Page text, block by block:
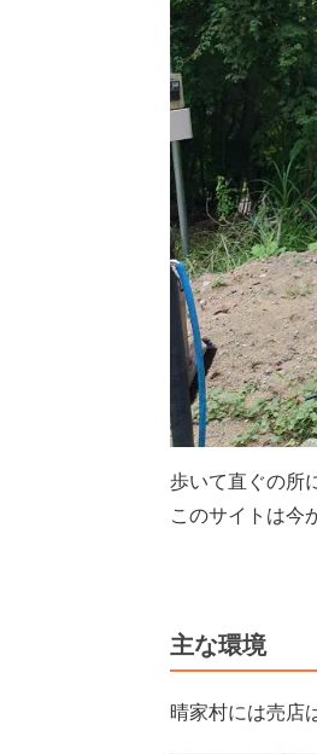
歩いて直ぐの所
このサイトは今
主な環境
晴家村には売店